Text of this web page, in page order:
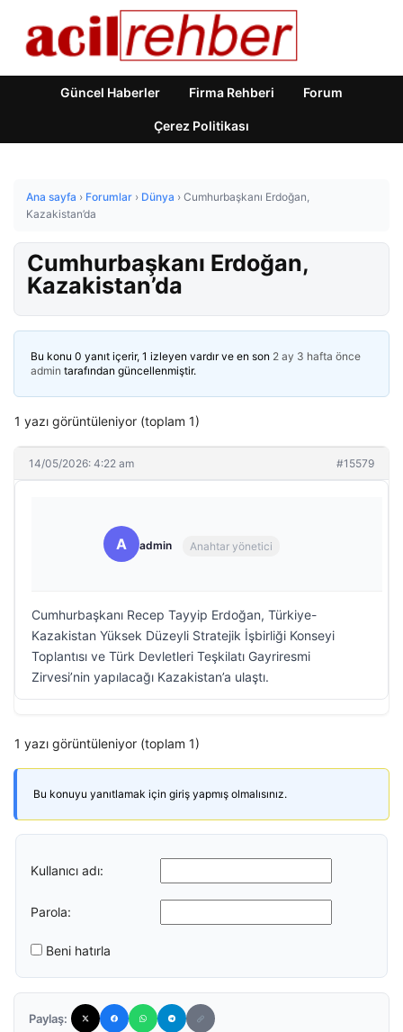
Güncel Haberler Firma Rehberi Forum
Çerez Politikası
Ana sayfa › Forumlar › Dünya › Cumhurbaşkanı Erdoğan,
Kazakistan’da
Cumhurbaşkanı Erdoğan,
Kazakistan’da
Bu konu 0 yanıt içerir, 1 izleyen vardır ve en son 2 ay 3 hafta önce
admin tarafından güncellenmiştir.
1 yazı görüntüleniyor (toplam 1)
14/05/2026: 4:22 am #15579
A admin Anahtar yönetici
Cumhurbaşkanı Recep Tayyip Erdoğan, Türkiye-
Kazakistan Yüksek Düzeyli Stratejik İşbirliği Konseyi
Toplantısı ve Türk Devletleri Teşkilatı Gayriresmi
Zirvesi’nin yapılacağı Kazakistan’a ulaştı.
1 yazı görüntüleniyor (toplam 1)
Bu konuyu yanıtlamak için giriş yapmış olmalısınız.
Kullanıcı adı:
Parola:
Beni hatırla
Paylaş: